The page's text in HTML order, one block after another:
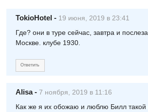
TokioHotel - 19 июня, 2019 в 23:41
Где? они в туре сейчас, завтра и
Москве. клубе 1930.
Ответить
Alisа - 7 ноября, 2019 в 11:16
Как же я их обожаю и люблю Билл такой